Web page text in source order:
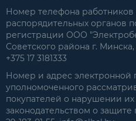
Номер телефона
распорядительных органов
регистрации ООО
Советского района г.
+375 17 3181333
Номер и адрес электронной
уполномоченного
покупателей о нарушении
законодательством о